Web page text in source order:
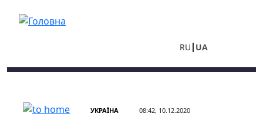
RU UA
УКРАЇНА 08:42, 10.12.2020